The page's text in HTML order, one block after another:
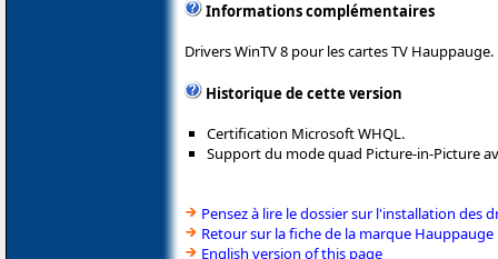
Informations complémentaires
Drivers WinTV 8 pour les cartes TV Hauppauge.
Historique de cette version
Certification Microsoft WHQL.
Support du mode quad Picture-in-Picture
Pensez à lire le dossier sur l'installation des
Retour sur la fiche de la marque Hauppauge
English version of this page